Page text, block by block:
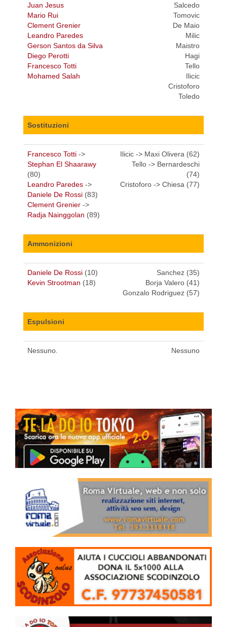
Juan Jesus
Mario Rui
Clement Grenier
Leandro Paredes
Gerson Santos da Silva
Diego Perotti
Francesco Totti
Mohamed Salah
Salcedo
Tomovic
De Maio
Milic
Maistro
Hagi
Tello
Ilicic
Cristoforo
Toledo
Sostituzioni
Francesco Totti ->
Stephan El Shaarawy
(80)
Leandro Paredes ->
Daniele De Rossi (83)
Clement Grenier ->
Radja Nainggolan (89)
Ilicic -> Maxi Olivera (62)
Tello -> Bernardeschi
(74)
Cristoforo -> Chiesa (77)
Ammonizioni
Daniele De Rossi (10)
Kevin Strootman (18)
Sanchez (35)
Borja Valero (41)
Gonzalo Rodriguez (57)
Espulsioni
Nessuno. Nessuno